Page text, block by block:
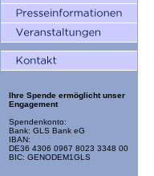
Ihre Spende ermöglicht unser
Engagement
Spendenkonto:
Bank: GLS Bank eG
IBAN:
DE36 4306 0967 8023 3348 00
BIC: GENODEM1GLS